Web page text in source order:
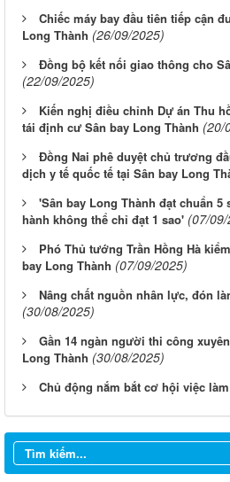
Chiếc máy bay đầu tiên tiếp cận
Long Thành (26/09/2025)
Đồng bộ kết nối giao thông cho
(22/09/2025)
Kiến nghị điều chỉnh Dự án Thu
tái định cư Sân bay Long Thành (20/
Đồng Nai phê duyệt chủ trương
dịch y tế quốc tế tại Sân bay Long
'Sân bay Long Thành đạt chuẩn
hành không thể chỉ đạt 1 sao' (07/
Phó Thủ tướng Trần Hồng Hà
bay Long Thành (07/09/2025)
Nâng chất nguồn nhân lực, đón
(30/08/2025)
Gần 14 ngàn người thi công
Long Thành (30/08/2025)
Chủ động nắm bắt cơ hội việc làm
Từ ngày 03/8/2026 đến ngày 09/8/
Từ ngày 20/7/2026 đến ngày 26/7/